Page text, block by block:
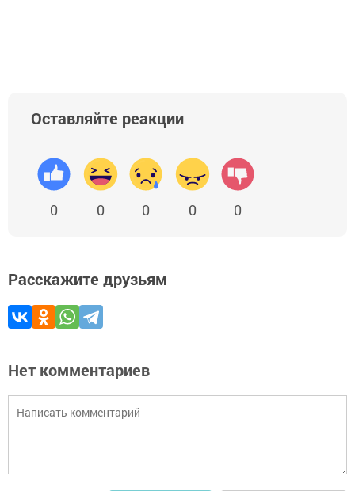
Оставляйте реакции
0 0 0 0 0
Расскажите друзьям
Нет комментариев